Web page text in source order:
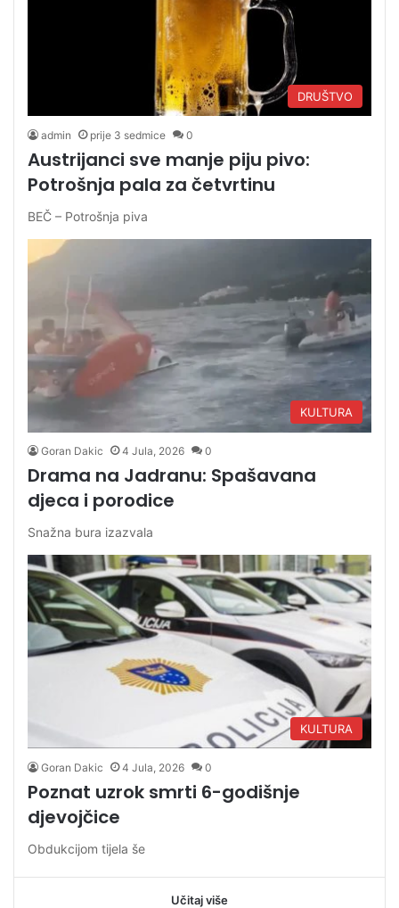
DRUŠTVO
admin prije 3 sedmice 0
Austrijanci sve manje piju pivo:
Potrošnja pala za četvrtinu
BEČ – Potrošnja piva
KULTURA
Goran Dakic 4 Jula, 2026 0
Drama na Jadranu: Spašavana
djeca i porodice
Snažna bura izazvala
KULTURA
Goran Dakic 4 Jula, 2026 0
Poznat uzrok smrti 6-godišnje
djevojčice
Obdukcijom tijela še
Učitaj više